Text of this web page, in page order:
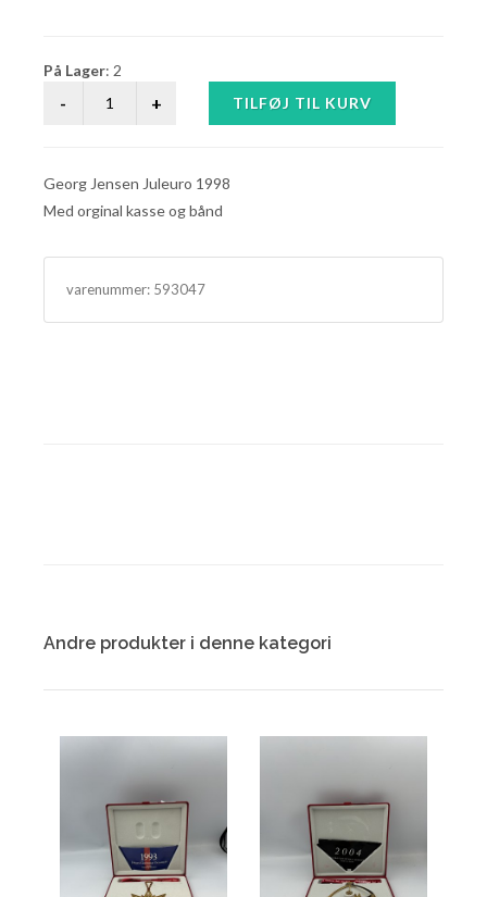
På Lager: 2
Georg Jensen Juleuro 1998
Med orginal kasse og bånd
varenummer: 593047
Andre produkter i denne kategori